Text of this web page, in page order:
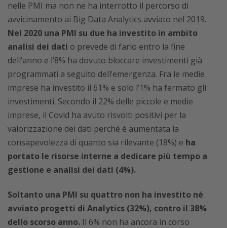
nelle PMI ma non ne ha interrotto il percorso di
avvicinamento ai Big Data Analytics avviato nel 2019.
Nel 2020 una PMI su due ha investito in ambito
analisi dei dati o prevede di farlo entro la fine
dell’anno e l’8% ha dovuto bloccare investimenti già
programmati a seguito dell’emergenza. Fra le medie
imprese ha investito il 61% e solo l’1% ha fermato gli
investimenti. Secondo il 22% delle piccole e medie
imprese, il Covid ha avuto risvolti positivi per la
valorizzazione dei dati perché è aumentata la
consapevolezza di quanto sia rilevante (18%) e ha
portato le risorse interne a dedicare più tempo a
gestione e analisi dei dati (4%).
Soltanto una PMI su quattro non ha investito né
avviato progetti di Analytics (32%), contro il 38%
dello scorso anno. Il 6% non ha ancora in corso